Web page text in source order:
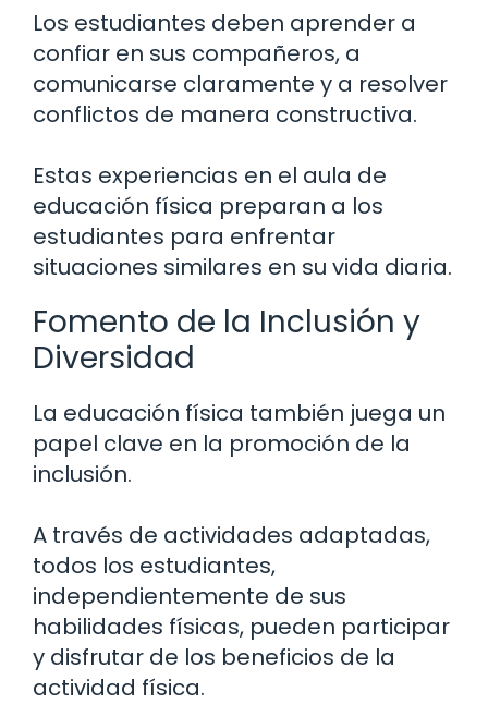
Los estudiantes deben aprender a
confiar en sus compañeros, a
comunicarse claramente y a resolver
conflictos de manera constructiva.
Estas experiencias en el aula de
educación física preparan a los
estudiantes para enfrentar
situaciones similares en su vida diaria.
Fomento de la Inclusión y
Diversidad
La educación física también juega un
papel clave en la promoción de la
inclusión.
A través de actividades adaptadas,
todos los estudiantes,
independientemente de sus
habilidades físicas, pueden participar
y disfrutar de los beneficios de la
actividad física.